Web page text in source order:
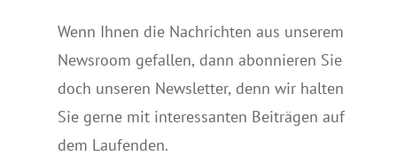
Wenn Ihnen die Nachrichten aus unserem
Newsroom gefallen, dann abonnieren Sie
doch unseren Newsletter, denn wir halten
Sie gerne mit interessanten Beiträgen auf
dem Laufenden.